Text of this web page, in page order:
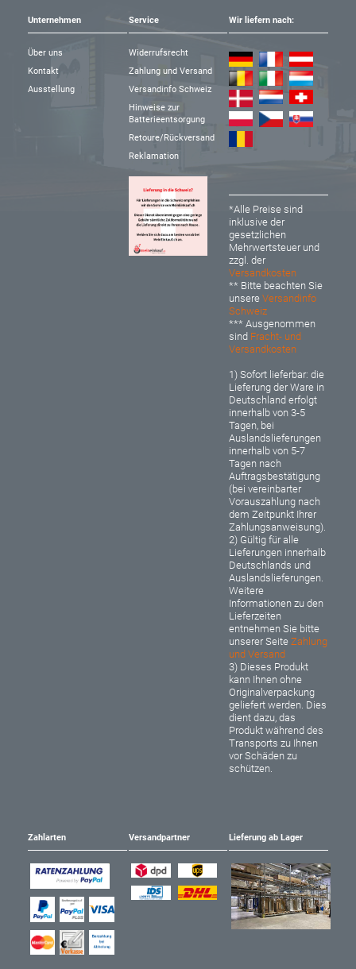
Unternehmen
Über uns
Kontakt
Ausstellung
Service
Widerrufsrecht
Zahlung und Versand
Versandinfo Schweiz
Hinweise zur
Batterieentsorgung
Retoure/Rückversand
Reklamation
Wir liefern nach:
*Alle Preise sind
inklusive der
gesetzlichen
Mehrwertsteuer und
zzgl. der
Versandkosten
** Bitte beachten Sie
unsereVersandinfo
Schweiz
*** Ausgenommen
sind Fracht- und
Versandkosten
1) Sofort lieferbar: die
Lieferung der Ware in
Deutschland erfolgt
innerhalb von 3-5
Tagen, bei
Auslandslieferungen
innerhalb von 5-7
Tagen nach
Auftragsbestätigung
(bei vereinbarter
Vorauszahlung nach
dem Zeitpunkt Ihrer
Zahlungsanweisung).
2) Gültig für alle
Lieferungen innerhalb
Deutschlands und
Auslandslieferungen.
Weitere
Informationen zu den
Lieferzeiten
entnehmen Sie bitte
unserer SeiteZahlung
und Versand
3) Dieses Produkt
kann Ihnen ohne
Originalverpackung
geliefert werden. Dies
dient dazu, das
Produkt während des
Transports zu Ihnen
vor Schäden zu
schützen.
Zahlarten Versandpartner Lieferung ab Lager